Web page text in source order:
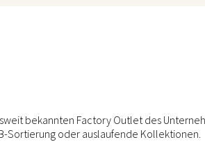
bekannten Factory Outlet des
Sortierung oder auslaufende Kollektionen.